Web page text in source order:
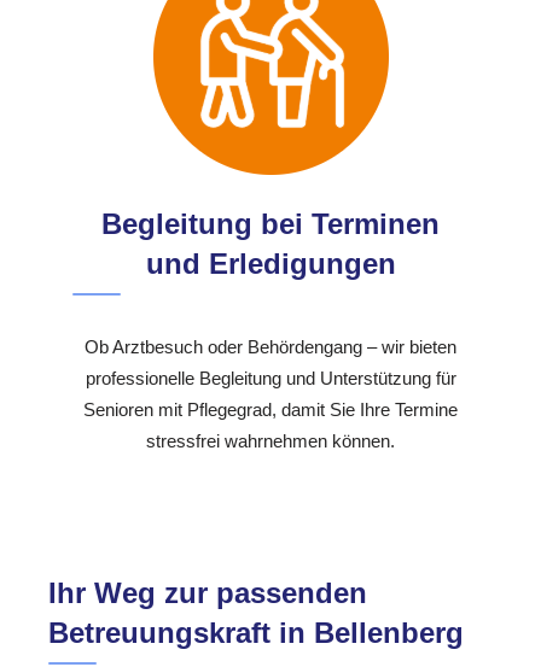
Begleitung bei Terminen
und Erledigungen
Ob Arztbesuch oder Behördengang – wir bieten
professionelle Begleitung und Unterstützung für
Senioren mit Pflegegrad, damit Sie Ihre Termine
stressfrei wahrnehmen können.
Ihr Weg zur passenden
Betreuungskraft in Bellenberg